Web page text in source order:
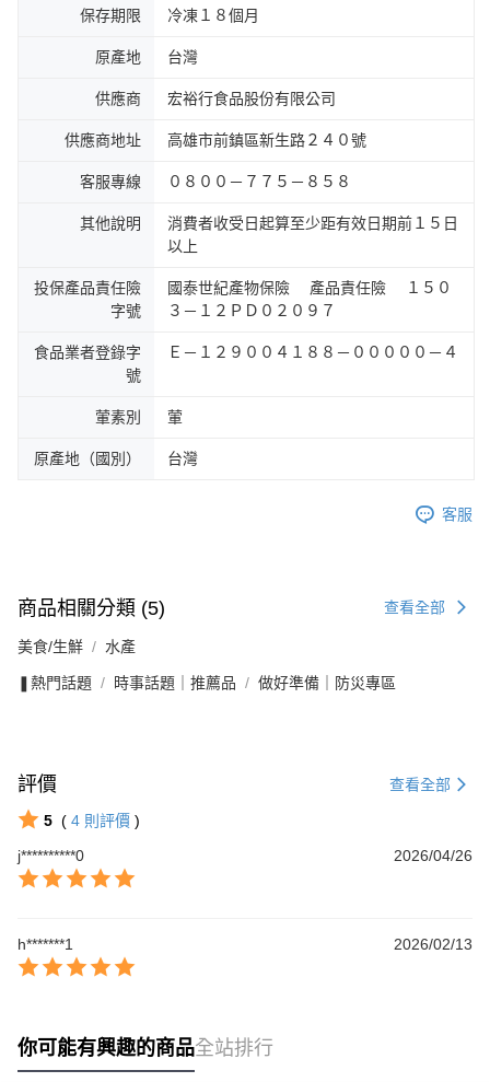
保存期限 冷凍１８個月
原產地 台灣
供應商 宏裕行食品股份有限公司
供應商地址 高雄市前鎮區新生路２４０號
客服專線 ０８００－７７５－８５８
其他說明
消費者收受日起算至少距有效日期前１５日
以上
投保產品責任險
字號
國泰世紀產物保險 產品責任險 １５０
３－１２ＰＤ０２０９７
食品業者登錄字
號
Ｅ－１２９００４１８８－０００００－４
葷素別 葷
原產地（國別） 台灣
客服
商品相關分類 (5) 查看全部
美食/生鮮 水產
❚熱門話題 時事話題｜推薦品 做好準備｜防災專區
評價 查看全部
5 ( 4 則評價 )
j**********0
2026/04/26
h*******1 2026/02/13
你可能有興趣的商品全站排行